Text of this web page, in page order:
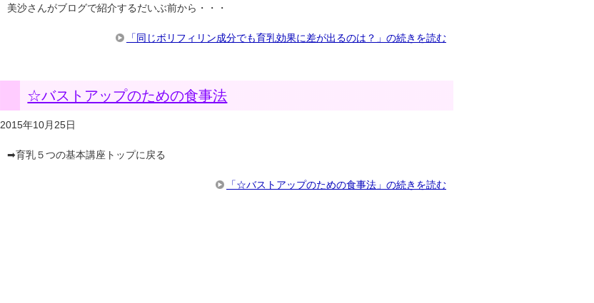
美沙さんがブログで紹介するだいぶ前から・・・
「同じボリフィリン成分でも育乳効果に差が出るのは？」の続きを読む
☆バストアップのための食事法
2015年10月25日
➡育乳５つの基本講座トップに戻る
「☆バストアップのための食事法」の続きを読む